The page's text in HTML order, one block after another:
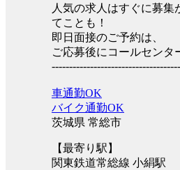
人気の求人はすぐに募
てことも！
即日面接のご予約は、
ご応募後にコールセンタ
車通勤OK
バイク通勤OK
茨城県 常総市
【最寄り駅】
関東鉄道常総線 小絹駅